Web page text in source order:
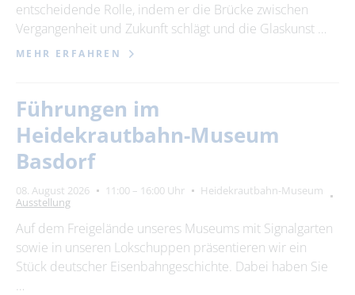
entscheidende Rolle, indem er die Brücke zwischen
Vergangenheit und Zukunft schlägt und die Glaskunst …
MEHR ERFAHREN
Führungen im
Heidekrautbahn-Museum
Basdorf
08. August 2026 11:00 – 16:00 Uhr
Heidekrautbahn-Museum
Ausstellung
Auf dem Freigelände unseres Museums mit Signalgarten
sowie in unseren Lokschuppen präsentieren wir ein
Stück deutscher Eisenbahngeschichte. Dabei haben Sie
…